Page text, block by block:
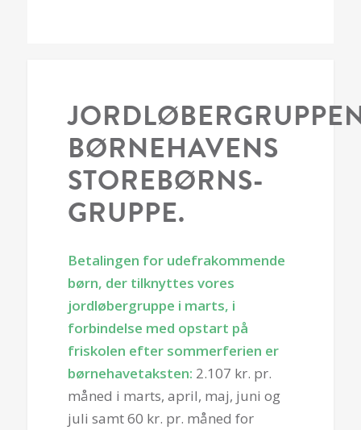
BØRNEHAVENS
STOREBØRNS-
GRUPPE.
Betalingen for udefrakommende
børn, der tilknyttes vores
jordløbergruppe i marts, i
forbindelse med opstart på
friskolen efter sommerferien er
børnehavetaksten: 2.107 kr. pr.
måned i marts, april, maj, juni og
juli samt 60 kr. pr. måned for